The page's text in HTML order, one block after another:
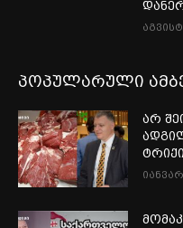
პოპულარული
არ